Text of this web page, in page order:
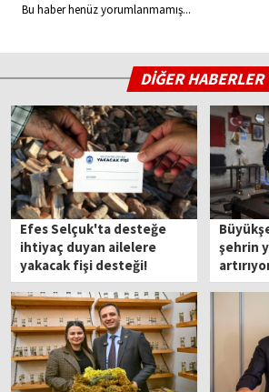
Bu haber henüz yorumlanmamış...
DİĞER HABERLER
Efes Selçuk'ta desteğe
ihtiyaç duyan ailelere
yakacak fişi desteği!
şehrin